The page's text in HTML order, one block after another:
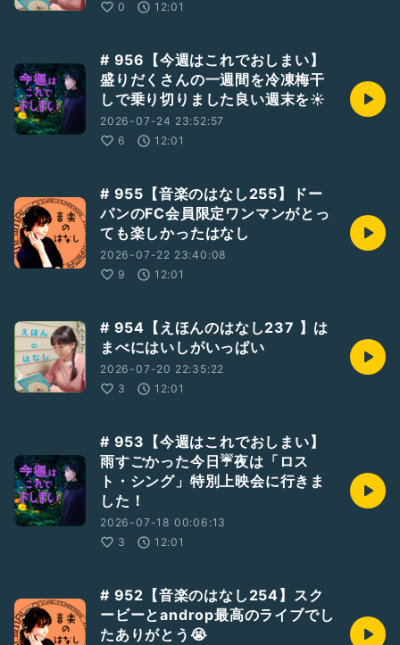
0 12:01
# 956【今週はこれでおしまい】
盛りだくさんの一週間を冷凍梅干
しで乗り切りました良い週末を☀️
2026-07-24 23:52:57
6
12:01
# 955【音楽のはなし255】ドー
パンのFC会員限定ワンマンがとっ
ても楽しかったはなし
2026-07-22 23:40:08
9
12:01
# 954【えほんのはなし237 】は
まべにはいしがいっぱい
2026-07-20 22:35:22
3
12:01
# 953【今週はこれでおしまい】
雨すごかった今日☔夜は「ロス
ト・シング」特別上映会に行きま
した！
2026-07-18 00:06:13
3
12:01
# 952【音楽のはなし254】スク
ービーとandrop最高のライブでし
たありがとう😭